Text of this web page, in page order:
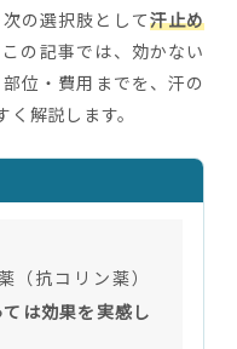
の選択肢として汗止め
の記事では、効かない
位・費用までを、汗の
解説します。
（抗コリン薬）
は効果を実感し